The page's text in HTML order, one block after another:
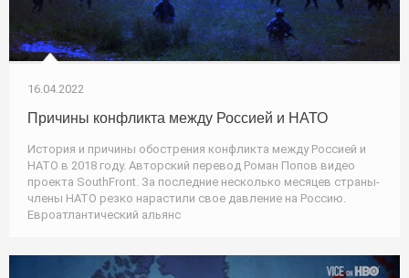
16.04.2022
Причины конфликта между Россией и НАТО
История и причины обострения конфликта между Россией и
НАТО в 2018 году. Авторский перевод Роман Попов видео
проекта SouthFront. За последние несколько месяцев страны-
члены НАТО резко нарастили свое давление на Россию.
Евроатлантический альянс